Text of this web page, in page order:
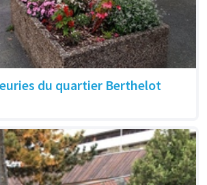
du quartier Berthelot